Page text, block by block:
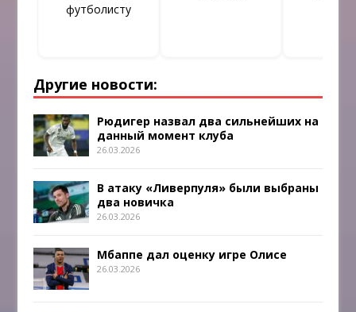
футболисту
Другие новости:
Рюдигер назвал два сильнейших на
данный момент клуба
26.03.2026
В атаку «Ливерпуля» были выбраны
два новичка
26.03.2026
Мбаппе дал оценку игре Олисе
26.03.2026